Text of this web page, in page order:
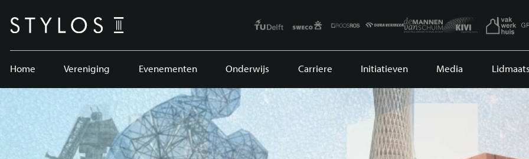
Home Vereniging Evenementen Onderwijs Carriere Initiatieven Media